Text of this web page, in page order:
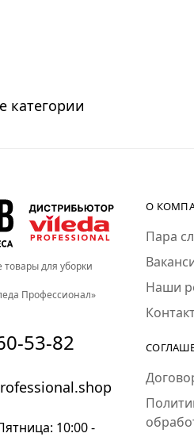
категории
для уборки
Профессионал»
53-82
10:00 -
О
Пара
Наши